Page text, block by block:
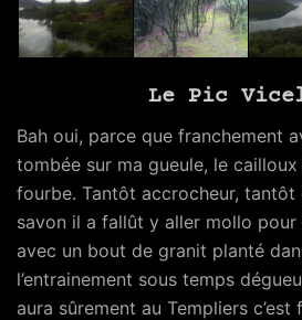
Le Pic
Bah oui, parce que franchement
tombée sur ma gueule, le
fourbe. Tantôt accrocheur, tantôt
savon il a fallût y aller mollo
avec un bout de granit planté
l’entrainement sous temps
aura sûrement au Templiers c’est